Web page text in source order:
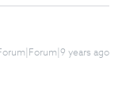
years ago